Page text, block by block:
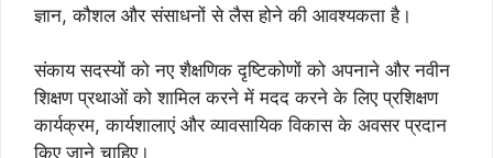
ज्ञान, कौशल और संसाधनों से लैस होने की आवश्यकता है।
संकाय सदस्यों को नए शैक्षणिक दृष्टिकोणों को अपनाने और नवीन
शिक्षण प्रथाओं को शामिल करने में मदद करने के लिए प्रशिक्षण
कार्यक्रम, कार्यशालाएं और व्यावसायिक विकास के अवसर प्रदान
किए जाने चाहिए।